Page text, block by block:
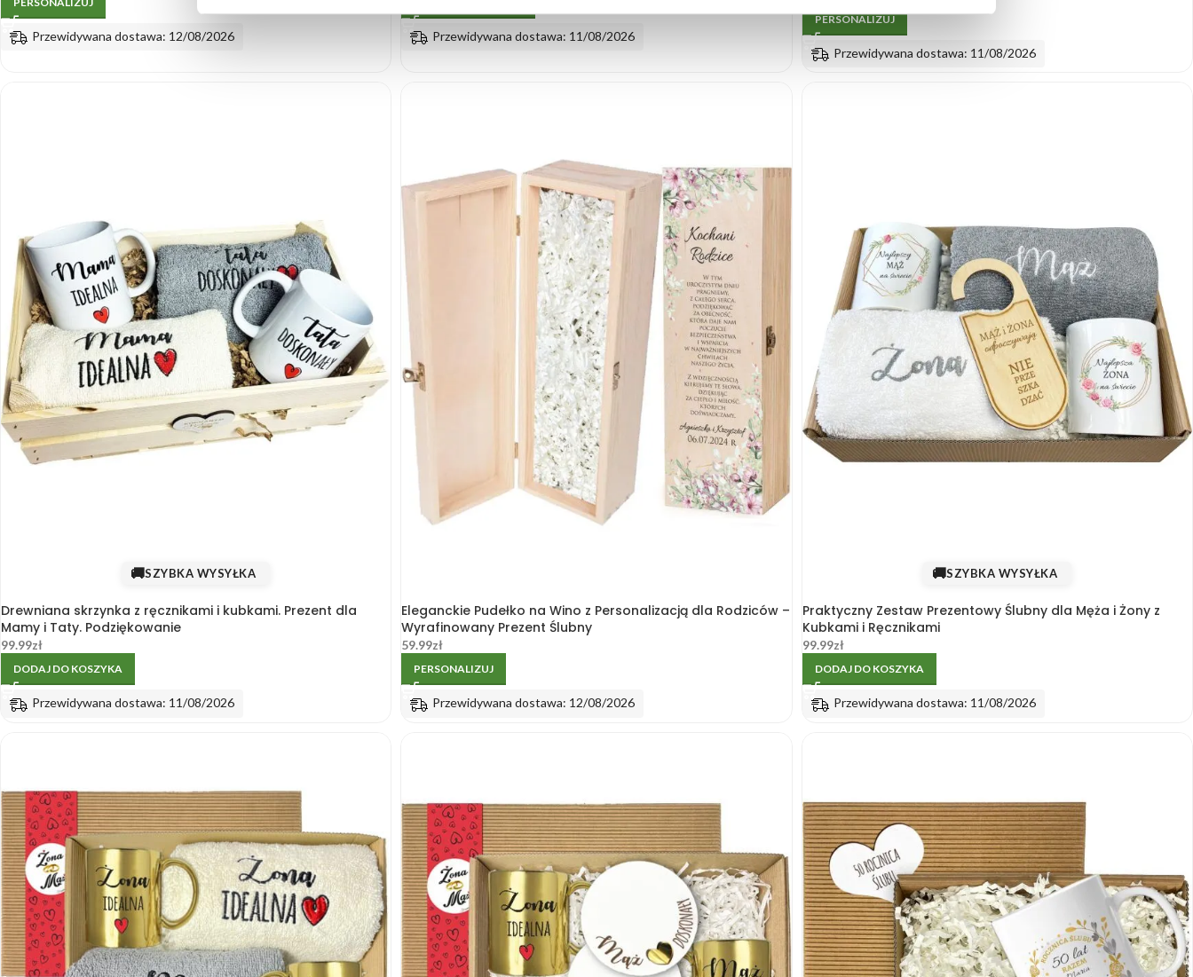
Przewidywana dostawa: 12/08/2026 Przewidywana dostawa: 11/08/2026
PERSONALIZUJ
Przewidywana dostawa: 11/08/2026
🚚SZYBKA WYSYŁKA
Drewniana skrzynka z ręcznikami i kubkami. Prezent dla
Mamy i Taty. Podziękowanie
99.99zł
DODAJ DO KOSZYKA
Przewidywana dostawa: 11/08/2026
Eleganckie Pudełko na Wino z Personalizacją dla Rodziców –
Wyrafinowany Prezent Ślubny
59.99zł
PERSONALIZUJ
Przewidywana dostawa: 12/08/2026
🚚SZYBKA WYSYŁKA
Praktyczny Zestaw Prezentowy Ślubny dla Męża i Żony z
Kubkami i Ręcznikami
99.99zł
DODAJ DO KOSZYKA
Przewidywana dostawa: 11/08/2026